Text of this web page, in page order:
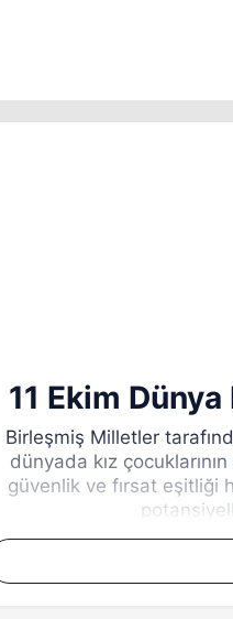
11 Ekim
Birleşmiş Milletler
dünyada kız
güvenlik ve fırsat eşitliği